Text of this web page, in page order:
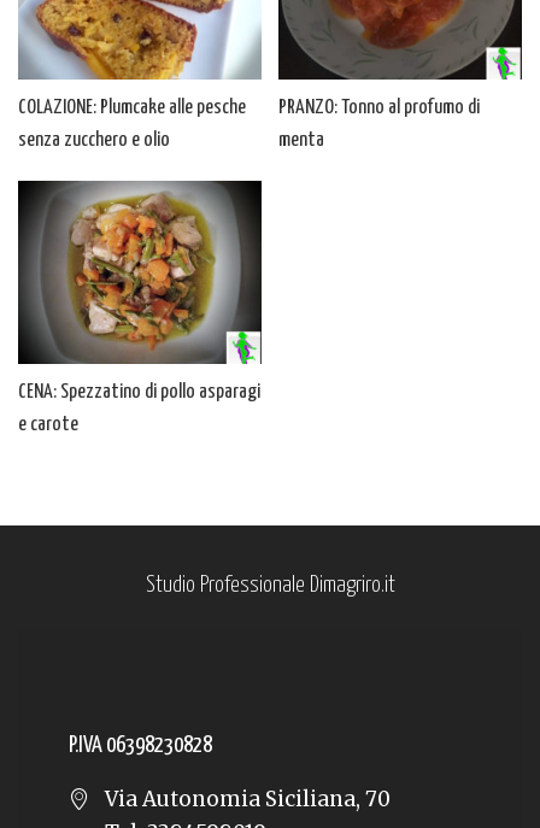
COLAZIONE: Plumcake alle pesche
senza zucchero e olio
PRANZO: Tonno al profumo di
menta
CENA: Spezzatino di pollo asparagi
e carote
Studio Professionale Dimagriro.it
P.IVA 06398230828
Via Autonomia Siciliana, 70